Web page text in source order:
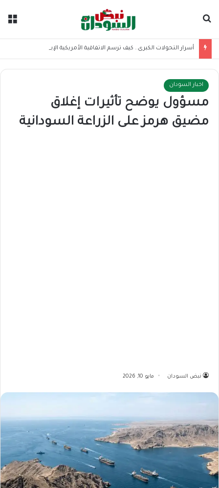
اخبار السودان
مسؤول يوضح تأثيرات إغلاق
مضيق هرمز على الزراعة السودانية
نبض السودان مايو 10, 2026